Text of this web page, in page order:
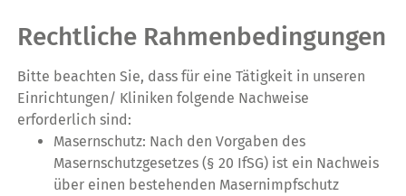
Rechtliche Rahmenbedingungen
Bitte beachten Sie, dass für eine Tätigkeit in unseren
Einrichtungen/ Kliniken folgende Nachweise
erforderlich sind:
Masernschutz: Nach den Vorgaben des
Masernschutzgesetzes (§ 20 IfSG) ist ein Nachweis
über einen bestehenden Masernimpfschutz